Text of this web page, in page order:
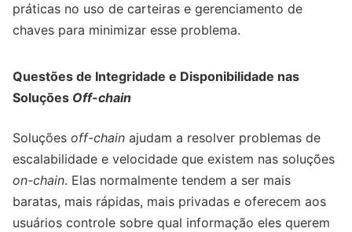
práticas no uso de carteiras e gerenciamento de
chaves para minimizar esse problema.
Questões de Integridade e Disponibilidade nas
Soluções Off-chain
Soluções off-chain ajudam a resolver problemas de
escalabilidade e velocidade que existem nas soluções
on-chain. Elas normalmente tendem a ser mais
baratas, mais rápidas, mais privadas e oferecem aos
usuários controle sobre qual informação eles querem